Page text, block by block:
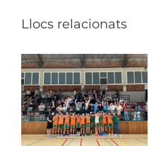
Llocs relacionats